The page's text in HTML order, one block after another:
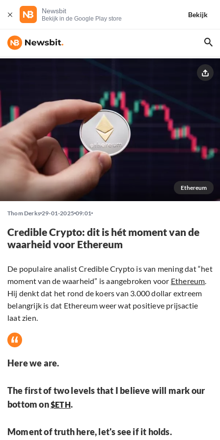
Newsbit
Bekijk in de Google Play store
Bekijk
Ethereum
Thom Derks 29-01-2025 09:01
Credible Crypto: dit is hét moment van de
waarheid voor Ethereum
De populaire analist Credible Crypto is van mening dat “het
moment van de waarheid” is aangebroken voor Ethereum.
Hij denkt dat het rond de koers van 3.000 dollar extreem
belangrijk is dat Ethereum weer wat positieve prijsactie
laat zien.
Here we are.
The first of two levels that I believe will mark our
bottom on$ETH.
Moment of truth here, let's see if it holds.